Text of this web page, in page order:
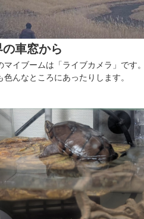
の車窓から
マイブームは「ライブカメラ」です。
色んなところにあったりします。